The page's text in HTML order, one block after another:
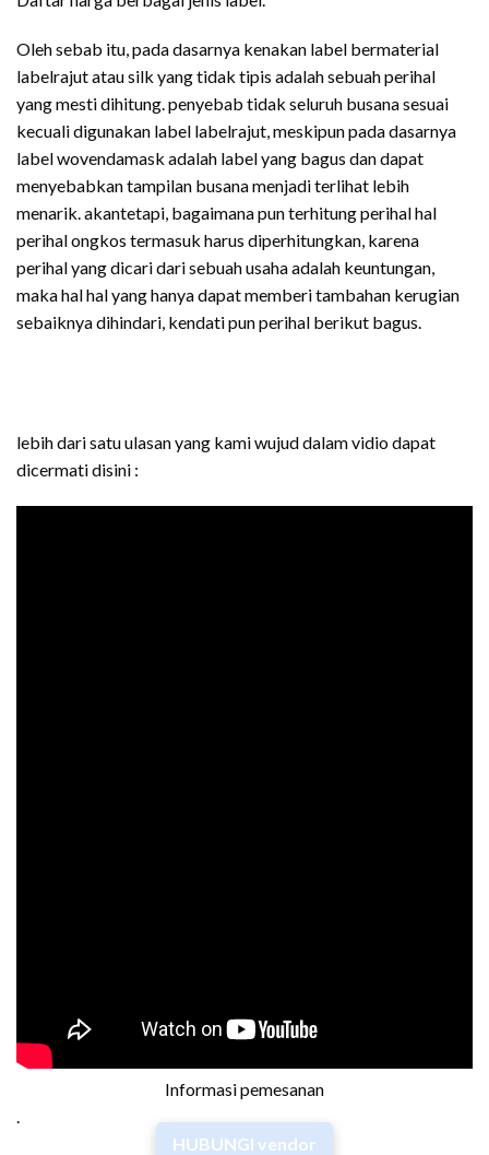
Oleh sebab itu, pada dasarnya kenakan label bermaterial
labelrajut atau silk yang tidak tipis adalah sebuah perihal
yang mesti dihitung. penyebab tidak seluruh busana sesuai
kecuali digunakan label labelrajut, meskipun pada dasarnya
label wovendamask adalah label yang bagus dan dapat
menyebabkan tampilan busana menjadi terlihat lebih
menarik. akantetapi, bagaimana pun terhitung perihal hal
perihal ongkos termasuk harus diperhitungkan, karena
perihal yang dicari dari sebuah usaha adalah keuntungan,
maka hal hal yang hanya dapat memberi tambahan kerugian
sebaiknya dihindari, kendati pun perihal berikut bagus.
lebih dari satu ulasan yang kami wujud dalam vidio dapat
dicermati disini :
Informasi pemesanan
.
HUBUNGI vendor